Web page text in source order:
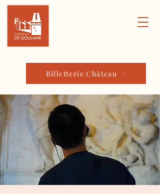
Billetterie Château